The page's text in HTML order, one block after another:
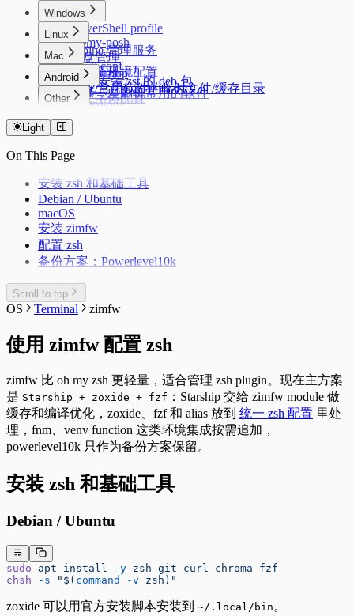
Windows
PowerShell profile
oh-my-posh
磁盘管理
Autostartup
系统/常用软件的临时文件/缓存目录
Extensions
Ventoy
Windows Subsystem for Linux 2 (WSL2)
在独立恢复分区重建 Windows 恢复环境
Windows 11 新环境配置
Package Manager
Windows 配置命令快捷键
Linux
Alpine 管理服务
sysctl.conf
dpkg 安装 zst 的 deb 包
中文字体配置
Linux 下的 Android
Swap
Mac
Mac 新环境配置
Android
记录一些刷机常用的软件
安卓优化
拨号快捷键
Kernelsu Overlayfs
Other
PVE CPU 省电配置
Light
On This Page
安装 zsh 和基础工具
Debian / Ubuntu
macOS
安装 zimfw
配置 zsh
备份方案：Powerlevel10k
Scroll to top
OS Terminal zimfw
使用 zimfw 配置 zsh
zimfw 比 oh my zsh 更轻量，适合管理 zsh plugin。现在主方案
是 Starship + zoxide + fzf ：Starship 交给 zimfw module 做
缓存和编译优化，zoxide、fzf 和 alias 放到 统一 zsh 配置 里处
理，fnm、venv function 这类环境集成按需追加，
powerlevel10k 只作为备份方案保留。
安装 zsh 和基础工具
Debian / Ubuntu
sudo apt install -y zsh git curl chroma fzf
chsh -s "$( command -v zsh)"
zoxide 可以用官方安装脚本安装到 ~/.local/bin 。